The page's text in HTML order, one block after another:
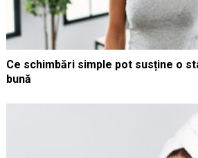
Ce schimbări simple pot susține o
bună